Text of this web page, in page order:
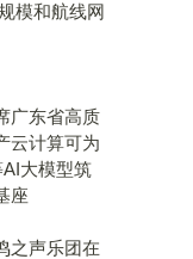
模和航线网
广东省高质
云计算可为
大模型筑
座
之声乐团在